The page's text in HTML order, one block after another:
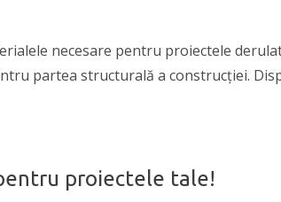
necesare pentru proiectele
partea structurală a construcției.
proiectele tale!